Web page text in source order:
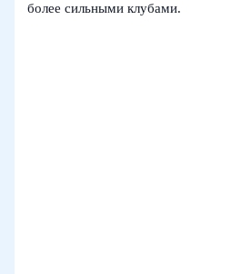
более сильными клубами.